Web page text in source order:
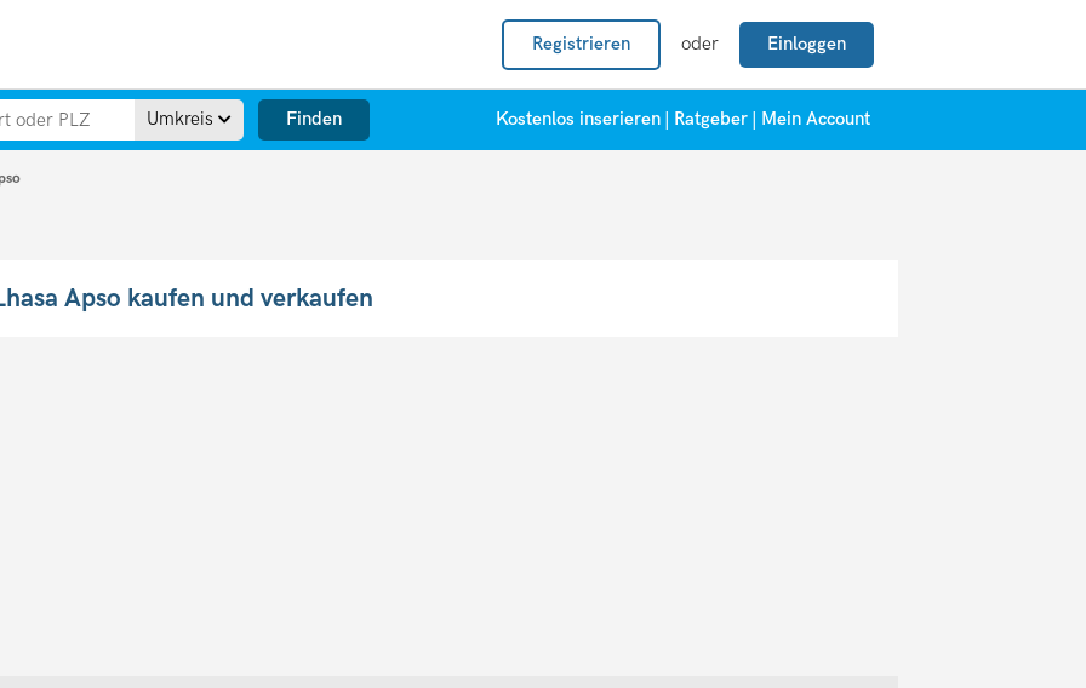
Registrieren oder Einloggen
Umkreis Finden Kostenlos inserieren Ratgeber Mein Account
Apso kaufen und verkaufen